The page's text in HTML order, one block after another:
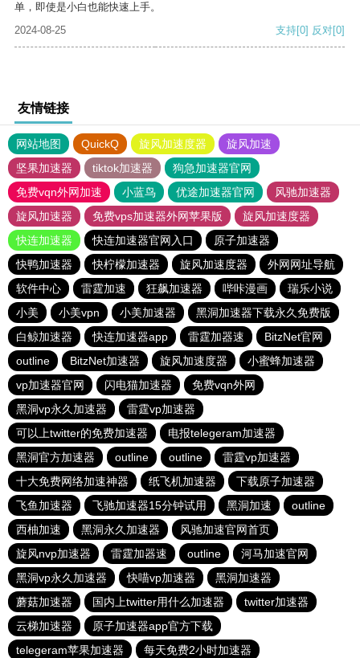
单，即使是小白也能快速上手。
2024-08-25
支持[0] 反对[0]
友情链接
网站地图 QuickQ 旋风加速度器
旋风加速
坚果加速器
tiktok加速器
狗急加速器官网
免费vqn外网加速
小蓝鸟 优途加速器官网
风驰加速器
旋风加速器
免费vps加速器外网苹果版
旋风加速度器
快连加速器
快连加速器官网入口
原子加速器
快鸭加速器
快柠檬加速器 旋风加速度器
外网网址导航
软件中心
雷霆加速 狂飙加速器 哔咔漫画
瑞乐小说
小美
小美vpn 小美加速器
黑洞加速器下载永久免费版
白鲸加速器
快连加速器app 雷霆加器速
BitzNet官网
outline
BitzNet加速器 旋风加速度器
小蜜蜂加速器
vp加速器官网
闪电猫加速器
免费vqn外网
黑洞vp永久加速器
雷霆vp加速器
可以上twitter的免费加速器
电报telegeram加速器
黑洞官方加速器
outline outline
雷霆vp加速器
十大免费网络加速神器
纸飞机加速器
下载原子加速器
飞鱼加速器
飞驰加速器15分钟试用 黑洞加速
outline
西柚加速
黑洞永久加速器
风驰加速官网首页
旋风nvp加速器
雷霆加器速 outline
河马加速官网
黑洞vp永久加速器
快喵vp加速器
黑洞加速器
蘑菇加速器
国内上twitter用什么加速器
twitter加速器
云梯加速器
原子加速器app官方下载
telegeram苹果加速器
每天免费2小时加速器